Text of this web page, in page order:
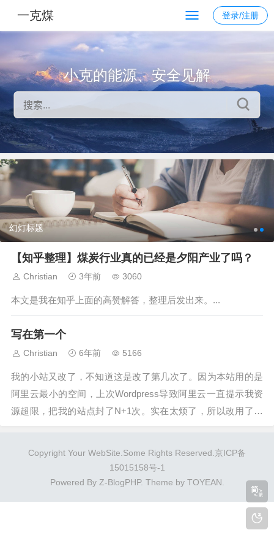
一克煤 登录/注册
小克的能源、安全见解
幻灯标题
【知乎整理】煤炭行业真的已经是夕阳产业了吗？
Christian 3年前 3060
本文是我在知乎上面的高赞解答，整理后发出来。...
写在第一个
Christian 6年前 5166
我的小站又改了，不知道这是改了第几次了。因为本站用的是
阿里云最小的空间，上次Wordpress导致阿里云一直提示我资
源超限，把我的站点封了N+1次。实在太烦了，所以改用了一
Copyright Your WebSite.Some Rights Reserved.京ICP备
15015158号-1
Powered By Z-BlogPHP. Theme by TOYEAN.